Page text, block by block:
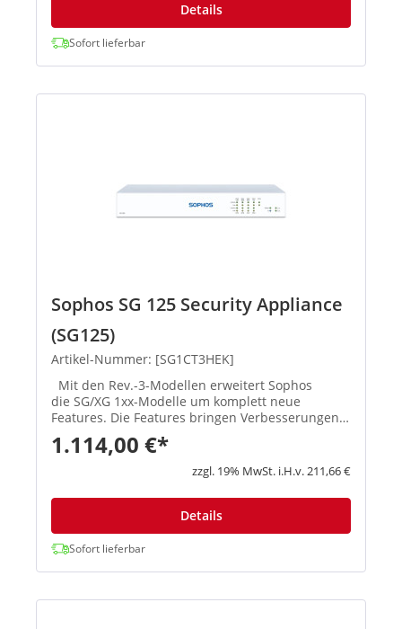
Details
Sofort lieferbar
Sophos SG 125 Security Appliance
(SG125)
Artikel-Nummer: [SG1CT3HEK]
die SG/XG 1xx-Modelle um komplett neue
Features. Die Features bringen Verbesserungen
in den Schwerpunktbereichen Konnektivität,
Flexibilität, Zuverlässigkeit und Perfor...
1.114,00 €*
zzgl. 19% MwSt. i.H.v. 211,66 €
Details
Sofort lieferbar